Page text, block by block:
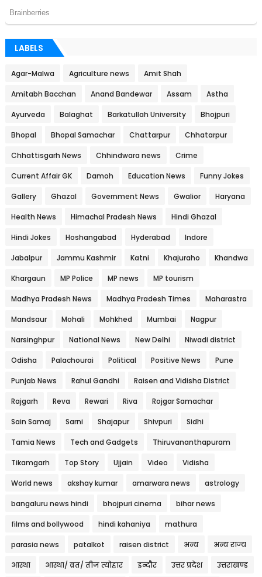
LABELS
Agar-Malwa Agriculture news Amit Shah
Amitabh Bacchan Anand Bandewar Assam Astha
Ayurveda Balaghat Barkatullah University Bhojpuri
Bhopal Bhopal Samachar Chattarpur Chhatarpur
Chhattisgarh News Chhindwara news Crime
Current Affair GK Damoh Education News Funny Jokes
Gallery Ghazal Government News Gwalior Haryana
Health News Himachal Pradesh News Hindi Ghazal
Hindi Jokes Hoshangabad Hyderabad Indore
Jabalpur Jammu Kashmir Katni Khajuraho Khandwa
Khargaun MP Police MP news MP tourism
Madhya Pradesh News Madhya Pradesh Times Maharastra
Mandsaur Mohali Mohkhed Mumbai Nagpur
Narsinghpur National News New Delhi Niwadi district
Odisha Palachourai Political Positive News Pune
Punjab News Rahul Gandhi Raisen and Vidisha District
Rajgarh Reva Rewari Riva Rojgar Samachar
Sain Samaj Sarni Shajapur Shivpuri Sidhi
Tamia News Tech and Gadgets Thiruvananthapuram
Tikamgarh Top Story Ujjain Video Vidisha
World news akshay kumar amarwara news astrology
bangaluru news hindi bhojpuri cinema bihar news
films and bollywood hindi kahaniya mathura
parasia news patalkot raisen district अन्य अन्य राज्य
आस्था आस्था/ व्रत/ तीज त्‍योहार इन्दौर उत्तर प्रदेश उत्तराखण्ड